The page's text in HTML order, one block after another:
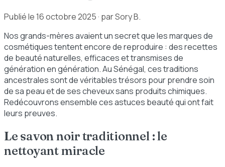
Publié le16 octobre 2025 · par Sory B.
Nos grands-mères avaient un secret que les marques de
cosmétiques tentent encore de reproduire : des recettes
de beauté naturelles, efficaces et transmises de
génération en génération. Au Sénégal, ces traditions
ancestrales sont de véritables trésors pour prendre soin
de sa peau et de ses cheveux sans produits chimiques.
Redécouvrons ensemble ces astuces beauté qui ont fait
leurs preuves.
Le savon noir traditionnel : le
nettoyant miracle